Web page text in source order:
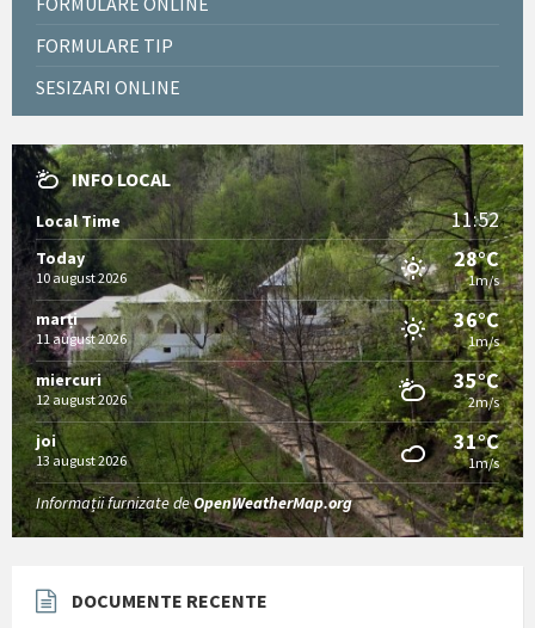
FORMULARE TIP
SESIZARI ONLINE
INFO LOCAL
Local Time 11:52
Today
10 august 2026
28°C
1m/s
marți
11 august 2026
36°C
1m/s
miercuri
12 august 2026
35°C
2m/s
joi
13 august 2026
31°C
1m/s
Informații furnizate deOpenWeatherMap.org
DOCUMENTE RECENTE